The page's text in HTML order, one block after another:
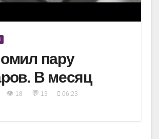
пару
В месяц
👁 18 💬 13 06:23